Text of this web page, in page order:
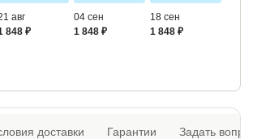
авг
848 ₽
04 сен
1 848 ₽
18 сен
1 848 ₽
доставки Гарантии Задать